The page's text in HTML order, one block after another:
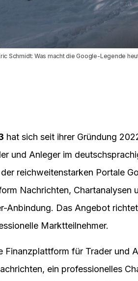
Schmidt: Was macht die Google-Legende
hat sich seit ihrer Gründung
und Anleger im
reichweitenstarken Portale
Nachrichten, Chartanalysen
Anbindung. Das Angebot
Marktteilnehmer.
Finanzplattform für Trader und
ein professionelles